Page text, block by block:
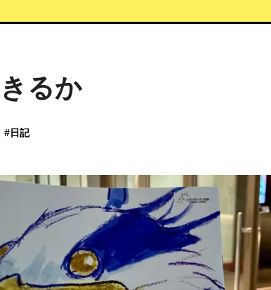
るか
#日記